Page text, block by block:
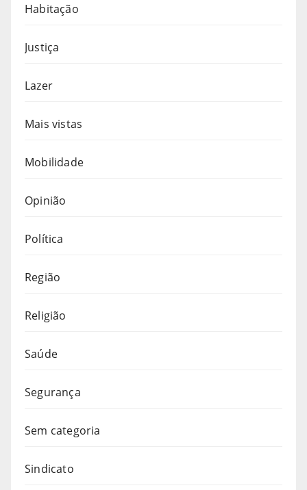
Habitação
Justiça
Lazer
Mais vistas
Mobilidade
Opinião
Política
Região
Religião
Saúde
Segurança
Sem categoria
Sindicato